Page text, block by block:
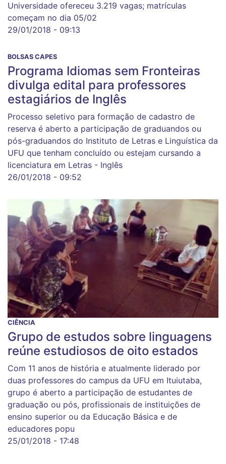
Universidade ofereceu 3.219 vagas; matrículas
começam no dia 05/02
29/01/2018 - 09:13
BOLSAS CAPES
Programa Idiomas sem Fronteiras
divulga edital para professores
estagiários de Inglês
Processo seletivo para formação de cadastro de
reserva é aberto a participação de graduandos ou
pós-graduandos do Instituto de Letras e Linguística da
UFU que tenham concluído ou estejam cursando a
licenciatura em Letras - Inglês
26/01/2018 - 09:52
CIÊNCIA
Grupo de estudos sobre linguagens
reúne estudiosos de oito estados
Com 11 anos de história e atualmente liderado por
duas professores do campus da UFU em Ituiutaba,
grupo é aberto a participação de estudantes de
graduação ou pós, profissionais de instituições de
ensino superior ou da Educação Básica e de
educadores popu
25/01/2018 - 17:48